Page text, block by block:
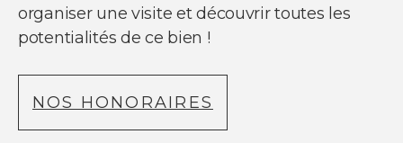
organiser une visite et découvrir toutes les
potentialités de ce bien !
NOS HONORAIRES